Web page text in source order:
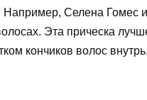
Селена Гомес
Эта прическа
кончиков волос внутрь.